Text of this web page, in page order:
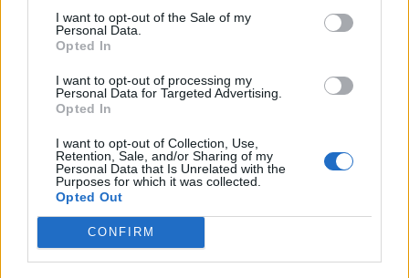
I want to opt-out of the Sale of my
Personal Data.
Opted In
I want to opt-out of processing my
Personal Data for Targeted Advertising.
Opted In
I want to opt-out of Collection, Use,
Retention, Sale, and/or Sharing of my
Personal Data that Is Unrelated with the
Purposes for which it was collected.
Opted Out
CONFIRM
Panna és a szép szerelmek mítosza 3.
kihívásaihoz?
Altatógázos rablások Olaszországban